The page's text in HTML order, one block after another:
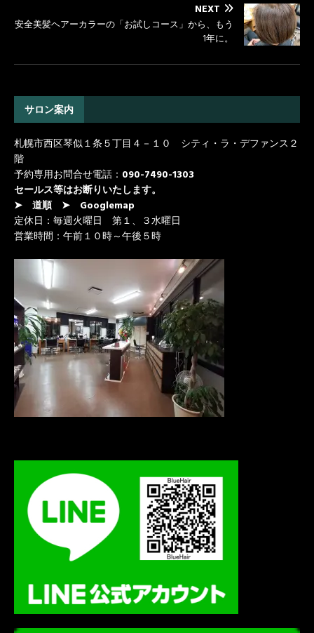
o
r
NEXT
安全美髪ヘアーカラーの「お試しコース」から、もう
1年に。
サロン案内
札幌市西区琴似１条５丁目４－１０ シティ・ラ・デファンス２
階
予約専用お問合せ電話： 090-7490-1303
セールス等はお断りいたします。
➤ 道順
➤ Googlemap
定休日：毎週火曜日 第１、３水曜日
営業時間：午前１０時～午後５時